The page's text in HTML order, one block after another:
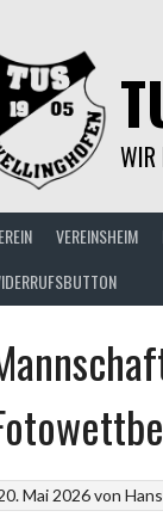
WIR
VEREINSHEIM
Mai 2026von